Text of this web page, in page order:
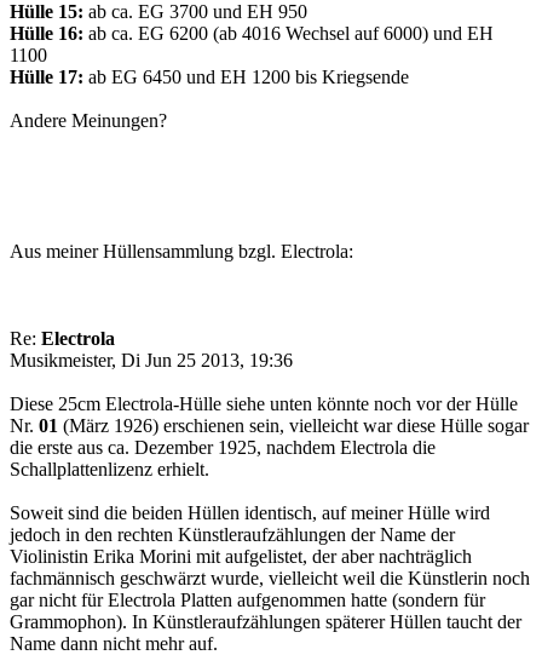
Hülle 15: ab ca. EG 3700 und EH 950
Hülle 16: ab ca. EG 6200 (ab 4016 Wechsel auf 6000) und EH
1100
Hülle 17: ab EG 6450 und EH 1200 bis Kriegsende
Andere Meinungen?
Aus meiner Hüllensammlung bzgl. Electrola:
Re: Electrola
Musikmeister, Di Jun 25 2013, 19:36
Diese 25cm Electrola-Hülle siehe unten könnte noch vor der Hülle
Nr. 01 (März 1926) erschienen sein, vielleicht war diese Hülle sogar
die erste aus ca. Dezember 1925, nachdem Electrola die
Schallplattenlizenz erhielt.
Soweit sind die beiden Hüllen identisch, auf meiner Hülle wird
jedoch in den rechten Künstleraufzählungen der Name der
Violinistin Erika Morini mit aufgelistet, der aber nachträglich
fachmännisch geschwärzt wurde, vielleicht weil die Künstlerin noch
gar nicht für Electrola Platten aufgenommen hatte (sondern für
Grammophon). In Künstleraufzählungen späterer Hüllen taucht der
Name dann nicht mehr auf.